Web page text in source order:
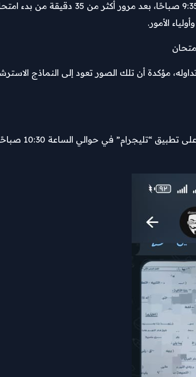
انتشرت النسخة الأولى من الصور المتداولة
الأمور.
مؤكدة أن تلك الصور تعود إلى النماذج